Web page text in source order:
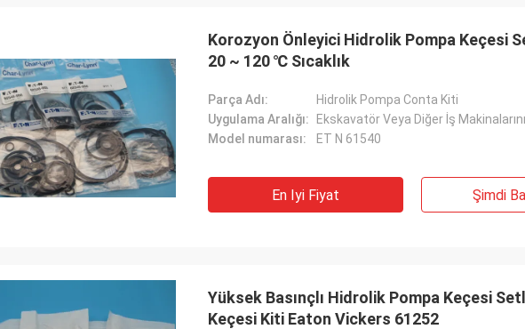
Korozyon Önleyici Hidrolik Pompa Keçesi
20 ~ 120 ℃ Sıcaklık
Parça Adı:
Hidrolik Pompa Conta Kiti
Uygulama Aralığı:
Ekskavatör Veya Diğer İş
Model numarası:
ET N 61540
En Iyi Fiyat Şimdi
Yüksek Basınçlı Hidrolik Pompa Keçesi
Keçesi Kiti Eaton Vickers 61252